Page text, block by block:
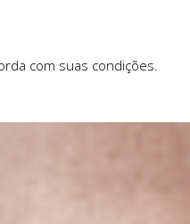
com suas condições.